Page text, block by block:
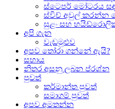
ස්ටෙපර් මෝටරය
ස්විච් අවුල් කරන්න
සුළං සහ
අපි ගැන
වැඩමුළුව
අපව තෝරා ගන්නේ ඇයි?
සහාය
නිතර අසනු ලබන ප්රශ්න
පුවත්
කර්මාන්ත පුවත්
සමාගම් පුවත්
අපව අමතන්න